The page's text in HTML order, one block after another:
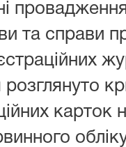
та справи
карток